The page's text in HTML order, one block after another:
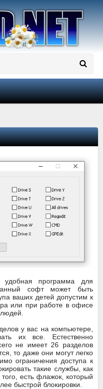
программа для
софт может быть
ваших детей допустим к
или при работе в офисе
у вас на компьютере,
их все. Естественно
не имеет 26 разделов
то даже они могут легко
ограничения доступа к
такие службы, как
есть флажок, который
быстрой блокировки.